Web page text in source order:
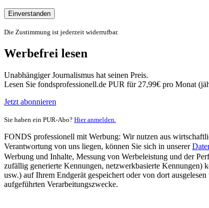
Einverstanden
Die Zustimmung ist jederzeit widerrufbar.
Werbefrei lesen
Unabhängiger Journalismus hat seinen Preis.
Lesen Sie fondsprofessionell.de PUR für 27,99€ pro Monat
Jetzt abonnieren
Sie haben ein PUR-Abo? Hier anmelden.
FONDS professionell mit Werbung: Wir nutzen aus
Verantwortung von uns liegen, können Sie sich in unserer
Werbung und Inhalte, Messung von Werbeleistung und der
zufällig generierte Kennungen, netzwerkbasierte Kennungen)
usw.) auf Ihrem Endgerät gespeichert oder von dort
aufgeführten Verarbeitungszwecke.